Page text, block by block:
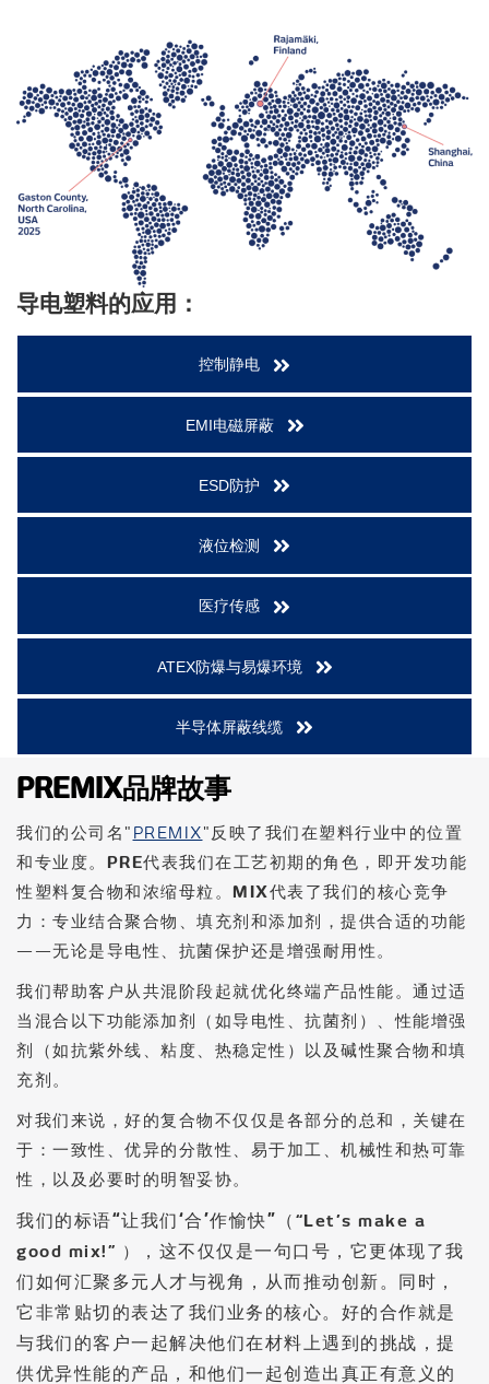
导电塑料的应用：
控制静电
EMI电磁屏蔽
ESD防护
液位检测
医疗传感
ATEX防爆与易爆环境
半导体屏蔽线缆
PREMIX品牌故事
我们的公司名" PREMIX "反映了我们在塑料行业中的位置
和专业度。
PRE代表我们在工艺初期的角色，即开发功能
性塑料复合物和浓缩母粒。
MIX 代表了我们的核心竞争
力：专业结合聚合物、填充剂和添加剂，提供合适的功能
——无论是导电性、抗菌保护还是增强耐用性。
我们帮助客户从共混阶段起就优化终端产品性能。通过适
当混合以下功能添加剂（如导电性、抗菌剂）、性能增强
剂（如抗紫外线、粘度、热稳定性）以及碱性聚合物和填
充剂。
对我们来说，好的复合物不仅仅是各部分的总和，关键在
于：一致性、优异的分散性、易于加工、机械性和热可靠
性，以及必要时的明智妥协。
我们的标语“让我们‘合’作愉快”（ “Let’s make a
good mix!” ）
，这不仅仅是一句口号，它更体现了我
们如何汇聚多元人才与视角，从而推动创新。同时，
它非常贴切的表达了我们业务的核心。 好的合作就是
与我们的客户一起解决他们在材料上遇到的挑战，提
供优异性能的产品，和他们一起创造出真正有意义的